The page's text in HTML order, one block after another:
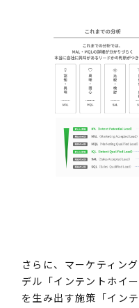
さらに、マーケティン
デル「インテントホイ
を生み出す施策「イン